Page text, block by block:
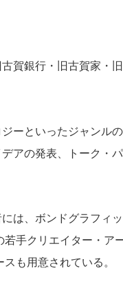
賀銀行・旧古賀家・
ーといったジャンル
アの発表、トーク・
は、ボンドグラフィ
若手クリエイター・
も用意されている。